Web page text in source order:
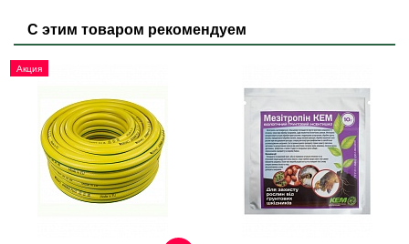
С этим товаром рекомендуем
Акция